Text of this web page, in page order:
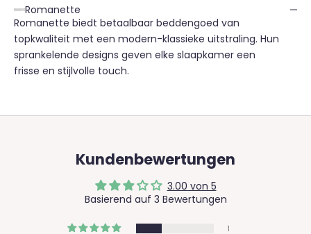
Romanette
Romanette biedt betaalbaar beddengoed van
topkwaliteit met een modern-klassieke uitstraling. Hun
sprankelende designs geven elke slaapkamer een
frisse en stijlvolle touch.
Kundenbewertungen
3.00 von 5
Basierend auf 3 Bewertungen
1